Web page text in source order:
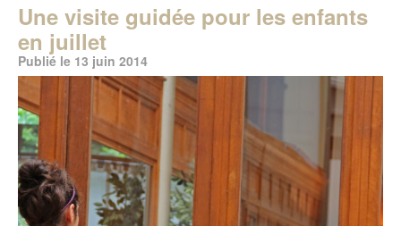
Une visite guidée pour les enfants
en juillet
Publié le 13 juin 2014